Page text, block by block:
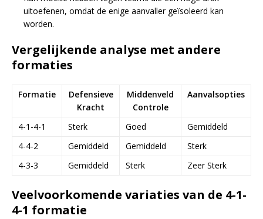
uitoefenen, omdat de enige aanvaller geïsoleerd kan
worden.
Vergelijkende analyse met andere
formaties
Formatie
Defensieve
Kracht
Middenveld
Controle
Aanvalsopties
4-1-4-1 Sterk Goed
Gemiddeld
4-4-2
Gemiddeld Gemiddeld
Sterk
4-3-3
Gemiddeld Sterk Zeer Sterk
Veelvoorkomende variaties van de 4-1-
4-1 formatie